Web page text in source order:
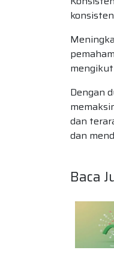
Dengan
dan
dan
Baca